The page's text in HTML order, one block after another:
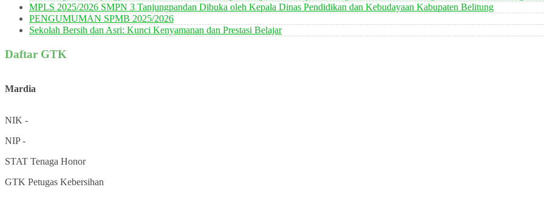
MPLS 2025/2026 SMPN 3 Tanjungpandan Dibuka oleh Kepala Dinas Pendidikan dan Kebudayaan Kabupaten Belitung
PENGUMUMAN SPMB 2025/2026
Sekolah Bersih dan Asri: Kunci Kenyamanan dan Prestasi Belajar
Daftar GTK
Mardia
NIK -
NIP-
STAT Tenaga Honor
GTK Petugas Kebersihan